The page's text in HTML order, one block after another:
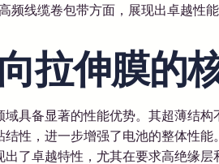
频线缆卷包带方面，展现出卓越性
拉伸膜的
域具备显著的性能优势。其超薄结
性，进一步增强了电池的整体性
了卓越特性，尤其在要求高绝缘